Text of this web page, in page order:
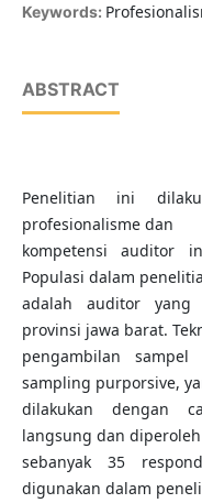
Keywords:
ABSTRACT
Penelitian ini
profesionalisme dan
kompetensi auditor
Populasi dalam
adalah auditor yang
provinsi jawa barat.
pengambilan
sampling purporsive,
dilakukan dengan
langsung dan
sebanyak 35
digunakan dalam